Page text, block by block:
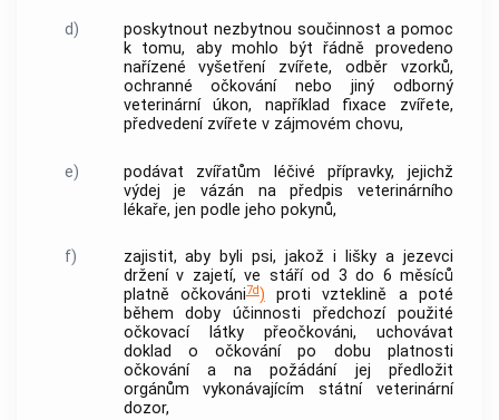
d)
poskytnout nezbytnou součinnost a pomoc
k tomu, aby mohlo být řádně provedeno
nařízené vyšetření zvířete, odběr vzorků,
ochranné očkování nebo jiný odborný
veterinární úkon, například fixace zvířete,
předvedení zvířete v zájmovém chovu,
e)
podávat zvířatům léčivé přípravky, jejichž
výdej je vázán na předpis veterinárního
lékaře, jen podle jeho pokynů,
f)
zajistit, aby byli psi, jakož i lišky a jezevci
držení v zajetí, ve stáří od 3 do 6 měsíců
platně očkováni7d) proti vzteklině a poté
během doby účinnosti předchozí použité
očkovací látky přeočkováni, uchovávat
doklad o očkování po dobu platnosti
očkování a na požádání jej předložit
orgánům vykonávajícím státní veterinární
dozor,